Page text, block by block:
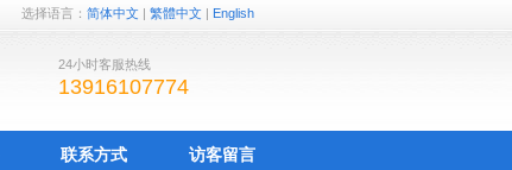
选择语言： 简体中文| 繁體中文| English
24小时客服热线
13916107774
联系方式 访客留言